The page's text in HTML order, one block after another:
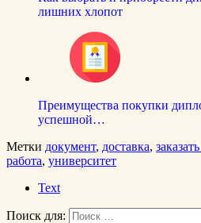
лишних хлопот
Преимущества покупки
успешной…
Метки документ, доставка,
работа, университет
Text
Поиск для: